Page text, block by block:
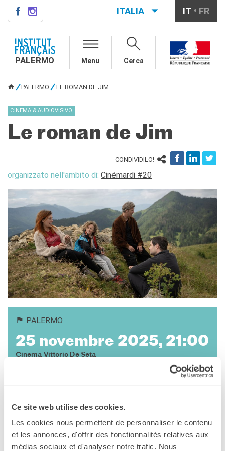
Ce site web utilise des cookies.
Les cookies nous permettent de personnaliser le contenu
et les annonces, d'offrir des fonctionnalités relatives aux
médias sociaux et d'analyser notre trafic. Nous
INSTITUT FRANÇAIS
PALERMO
Informazioni utili
AGENDA
Francese generale
français
Corsi di preparazione DELF-
Corsi per scuole
DIPLOMI E TEST
DELF-DALF
Altri test
MEDIATECA
Culturethèque
PERCORSO IN FRANCESE
Formazioni per docenti
Laboratori
UNIVERSITÀ
universitaria
Studiare in Francia
Soggiorni linguistici in
Francia
ITALIA IT FR
PALERMO Menu Cerca
PALERMO LE ROMAN DE JIM
CINEMA & AUDIOVISIVO
Le roman de Jim
CONDIVIDILO!
organizzato nell'ambito di: Cinémardi #20
PALERMO
25 novembre 2025, 21:00
Cinema Vittorio De Seta
LE ROMAN DE JIM
di Arnaud e Jean-Marie Larrieu